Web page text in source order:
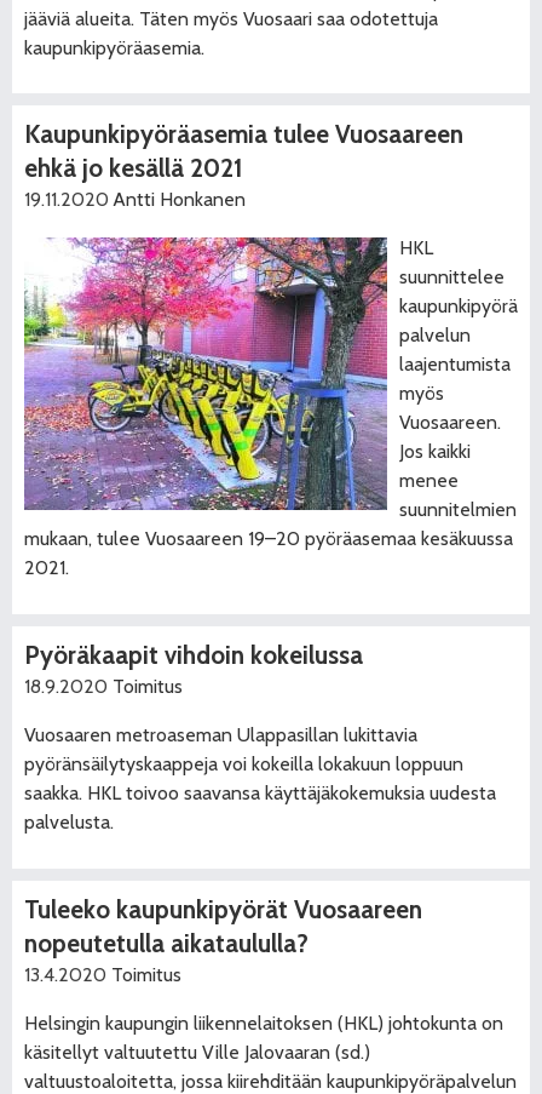
jääviä alueita. Täten myös Vuosaari saa odotettuja
kaupunkipyöräasemia.
Kaupunkipyöräasemia tulee Vuosaareen
ehkä jo kesällä 2021
19.11.2020 Antti Honkanen
HKL
suunnittelee
kaupunkipyörä
palvelun
laajentumista
myös
Vuosaareen.
Jos kaikki
menee
suunnitelmien
mukaan, tulee Vuosaareen 19–20 pyöräasemaa kesäkuussa
2021.
Pyöräkaapit vihdoin kokeilussa
18.9.2020 Toimitus
Vuosaaren metroaseman Ulappasillan lukittavia
pyöränsäilytyskaappeja voi kokeilla lokakuun loppuun
saakka. HKL toivoo saavansa käyttäjäkokemuksia uudesta
palvelusta.
Tuleeko kaupunkipyörät Vuosaareen
nopeutetulla aikataululla?
13.4.2020 Toimitus
Helsingin kaupungin liikennelaitoksen (HKL) johtokunta on
käsitellyt valtuutettu Ville Jalovaaran (sd.)
valtuustoaloitetta, jossa kiirehditään kaupunkipyöräpalvelun